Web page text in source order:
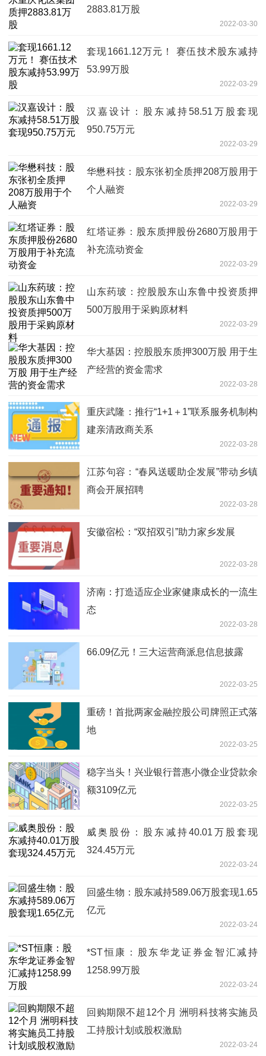
2883.81万股
2022-03-30
套现1661.12万元！ 赛伍技术股东减持
53.99万股
2022-03-29
汉嘉设计：股东减持58.51万股套现
950.75万元
2022-03-29
华懋科技：股东张初全质押208万股用于
个人融资
2022-03-29
红塔证券：股东质押股份2680万股用于
补充流动资金
2022-03-29
山东药玻：控股股东山东鲁中投资质押
500万股用于采购原材料
2022-03-29
华大基因：控股股东质押300万股 用于生
产经营的资金需求
2022-03-28
重庆武隆：推行“1+1＋1”联系服务机制构
建亲清政商关系
2022-03-28
江苏句容：“春风送暖助企发展”带动乡镇
商会开展招聘
2022-03-28
安徽宿松：“双招双引”助力家乡发展
2022-03-28
济南：打造适应企业家健康成长的一流生
态
2022-03-28
66.09亿元！三大运营商派息信息披露
2022-03-25
重磅！首批两家金融控股公司牌照正式落
地
2022-03-25
稳字当头！兴业银行普惠小微企业贷款余
额3109亿元
2022-03-25
威奥股份：股东减持40.01万股套现
324.45万元
2022-03-24
回盛生物：股东减持589.06万股套现1.65
亿元
2022-03-24
*ST恒康：股东华龙证券金智汇减持
1258.99万股
2022-03-24
回购期限不超12个月 洲明科技将实施员
工持股计划或股权激励
2022-03-24